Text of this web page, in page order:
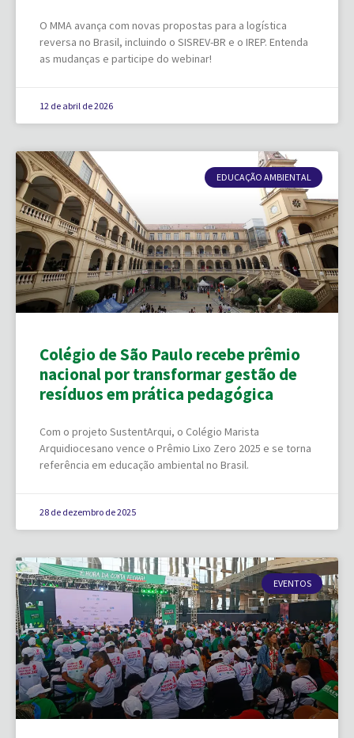
O MMA avança com novas propostas para a logística
reversa no Brasil, incluindo o SISREV-BR e o IREP. Entenda
as mudanças e participe do webinar!
12 de abril de 2026
EDUCAÇÃO AMBIENTAL
Colégio de São Paulo recebe prêmio
nacional por transformar gestão de
resíduos em prática pedagógica
Com o projeto SustentArqui, o Colégio Marista
Arquidiocesano vence o Prêmio Lixo Zero 2025 e se torna
referência em educação ambiental no Brasil.
28 de dezembro de 2025
EVENTOS